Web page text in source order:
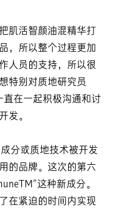
肌活智颜油混精华打
，所以整个过程更加
人员的支持，所以很
特别对质地研究员
直在一起积极沟通和讨
发。
分或质地技术被开发
的品牌。这次的第六
这种新成分。
在紧迫的时间内实现